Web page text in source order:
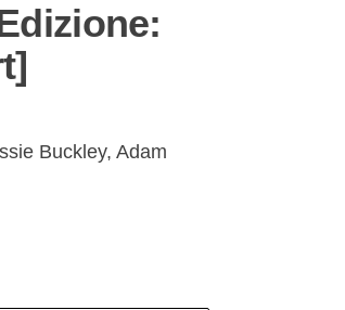
Buckley, Adam